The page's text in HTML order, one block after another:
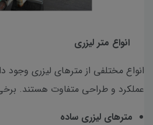
انواع متر لیزری
انواع مختلفی از مترهای لیزری وجود
عملکرد و طراحی متفاوت هستند. برخی
مترهای لیزری ساده